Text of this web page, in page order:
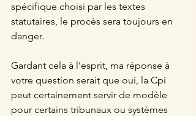
spécifique choisi par les textes
statutaires, le procès sera toujours en
danger.
Gardant cela à l’esprit, ma réponse à
votre question serait que oui, la Cpi
peut certainement servir de modèle
pour certains tribunaux ou systèmes